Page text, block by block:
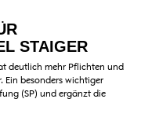
STAIGER
deutlich mehr Pflichten und
Ein besonders wichtiger
(SP) und ergänzt die